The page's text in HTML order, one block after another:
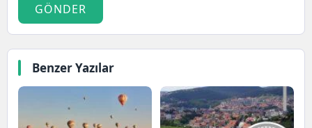
GÖNDER
Benzer Yazılar